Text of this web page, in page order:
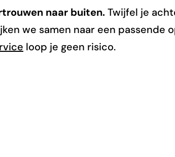
naar buiten.Twijfel je
we samen naar een passende
loop je geen risico.